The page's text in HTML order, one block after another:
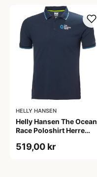
HELLY HANSEN
Helly Hansen The Ocean
Race Poloshirt Herre
519,00 kr